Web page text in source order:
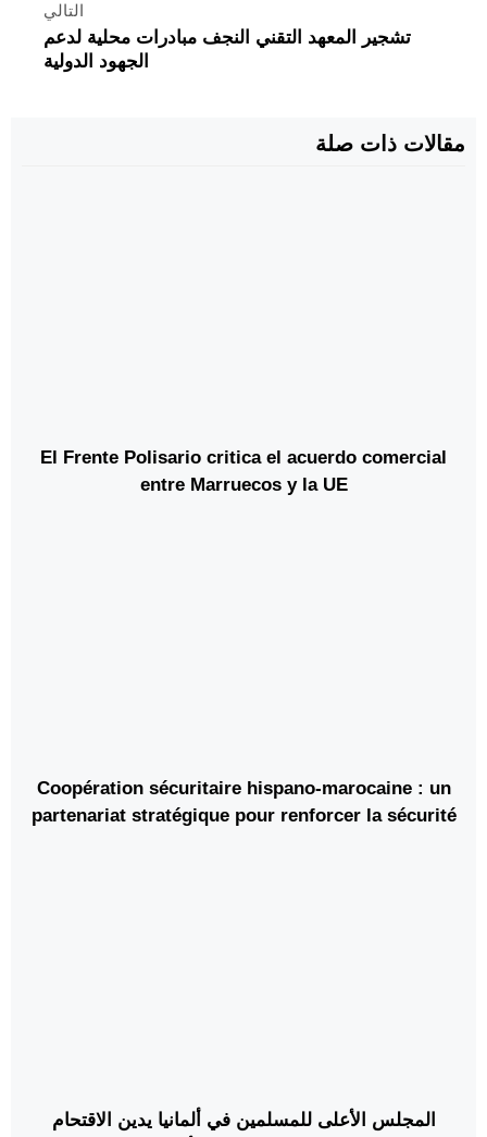
التالي
تشجير المعهد التقني النجف مبادرات محلية لدعم
الجهود الدولية
مقالات ذات صلة
El Frente Polisario critica el acuerdo comercial
entre Marruecos y la UE
Coopération sécuritaire hispano-marocaine : un
partenariat stratégique pour renforcer la sécurité
المجلس الأعلى للمسلمين في ألمانيا يدين الاقتحام